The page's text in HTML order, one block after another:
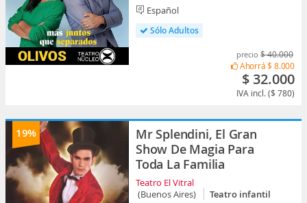
Español
Sólo Adultos
precio $ 40.000
Ahorrá$ 8.000
$ 32.000
IVA incl. ($ 780)
19%
Mr Splendini, El Gran
Show De Magia Para
Toda La Familia
Teatro El Vitral
(Buenos Aires)
Teatro infantil